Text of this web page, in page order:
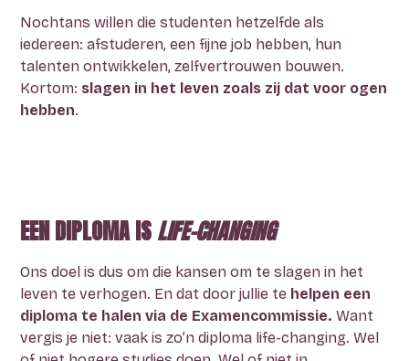
Nochtans willen die studenten hetzelfde als
iedereen: afstuderen, een fijne job hebben, hun
talenten ontwikkelen, zelfvertrouwen bouwen.
Kortom: slagen in het leven zoals zij dat voor ogen
hebben.
EEN DIPLOMA ISLIFE-CHANGING
Ons doel is dus om die kansen om te slagen in het
leven te verhogen. En dat door jullie te helpen een
diploma te halen via de Examencommissie. Want
vergis je niet: vaak is zo’n diploma life-changing. Wel